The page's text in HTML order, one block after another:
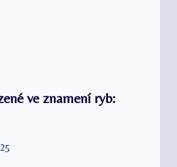
ve znamení ryb: